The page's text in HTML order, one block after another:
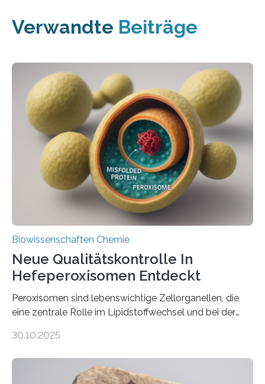
Verwandte Beiträge
Biowissenschaften Chemie
Neue Qualitätskontrolle In
Hefeperoxisomen Entdeckt
Peroxisomen sind lebenswichtige Zellorganellen, die
eine zentrale Rolle im Lipidstoffwechsel und bei der
erfüllen können, müssen zahlreiche Enzyme präzise in
der Ruhr-Universität Bochum um Prof. Dr. Ralf Erdmann
30.10.2025